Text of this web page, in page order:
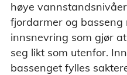
høye
fjordarmer og basseng
innsnevring som gjør
seg likt som utenfor.
bassenget fylles